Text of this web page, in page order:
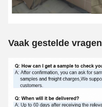
Vaak gestelde vragen